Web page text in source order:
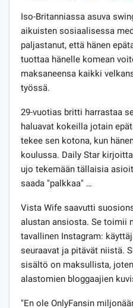
Iso-Britanniassa asuva
aikuisten sosiaalisessa
paljastanut, että hänen
tuottaa hänelle komean
maksaneensa kaikki
työssä.
29-vuotias britti harrastaa
haluavat kokeilla jotain
tekee sen kotona, kun
koulussa. Daily Star
ujo tekemään tällaisia
saada "palkkaa" …
Vista Wife saavutti
alustan ansiosta. Se toimii
tavallinen Instagram:
seuraavat ja pitävät niistä.
sisältö on maksullista,
alastomien bloggaajien
"En ole OnlyFansin